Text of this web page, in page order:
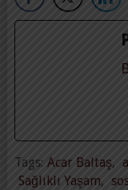
Tags: Acar Baltaş,
Sağlıklı Yaşam,